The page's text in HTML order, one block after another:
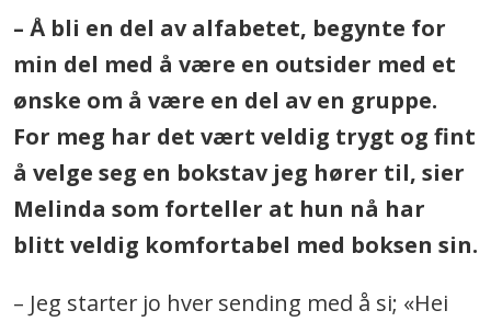
– Å bli en del av alfabetet, begynte for
min del med å være en outsider med et
ønske om å være en del av en gruppe.
For meg har det vært veldig trygt og fint
å velge seg en bokstav jeg hører til, sier
Melinda som forteller at hun nå har
blitt veldig komfortabel med boksen sin.
– Jeg starter jo hver sending med å si; «Hei